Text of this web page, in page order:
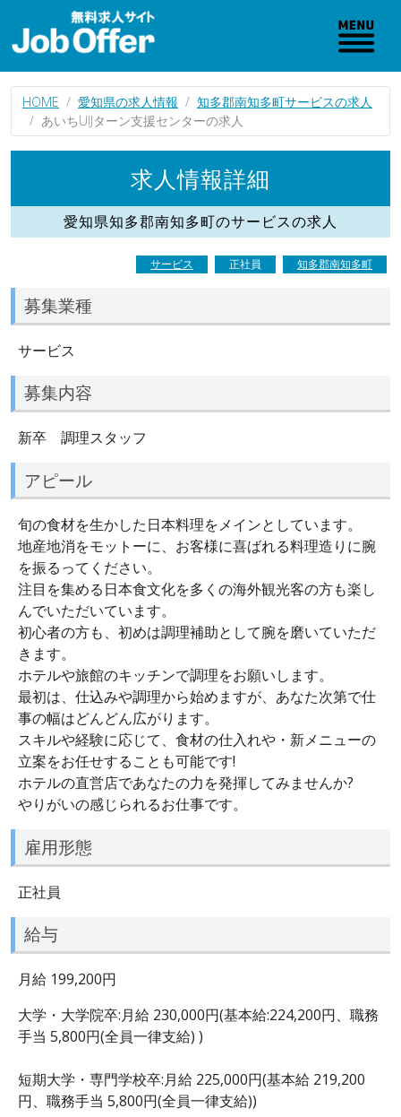
HOME 愛知県の求人情報
知多郡南知多町サービスの求人
あいちUIJターン支援センターの求人
求人情報詳細
愛知県知多郡南知多町のサービスの求人
サービス 正社員 知多郡南知多町
募集業種
サービス
募集内容
新卒 調理スタッフ
アピール
旬の食材を生かした日本料理をメインとしています。
地産地消をモットーに、お客様に喜ばれる料理造りに腕
を振るってください。
注目を集める日本食文化を多くの海外観光客の方も楽し
んでいただいています。
初心者の方も、初めは調理補助として腕を磨いていただ
きます。
ホテルや旅館のキッチンで調理をお願いします。
最初は、仕込みや調理から始めますが、あなた次第で仕
事の幅はどんどん広がります。
スキルや経験に応じて、食材の仕入れや・新メニューの
立案をお任せすることも可能です!
ホテルの直営店であなたの力を発揮してみませんか?
やりがいの感じられるお仕事です。
雇用形態
正社員
給与
月給 199,200円
大学・大学院卒:月給 230,000円(基本給:224,200円、職務
手当 5,800円(全員一律支給) )
短期大学・専門学校卒:月給 225,000円(基本給 219,200
円、職務手当 5,800円(全員一律支給))